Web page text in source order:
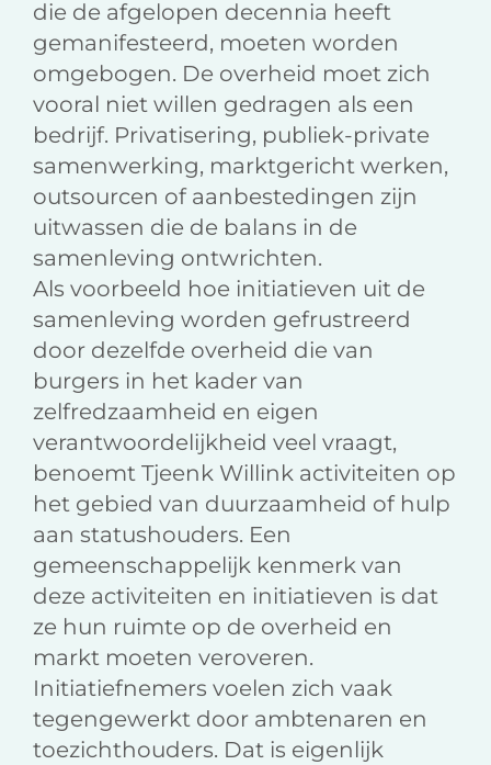
die de afgelopen decennia heeft
gemanifesteerd, moeten worden
omgebogen. De overheid moet zich
vooral niet willen gedragen als een
bedrijf. Privatisering, publiek-private
samenwerking, marktgericht werken,
outsourcen of aanbestedingen zijn
uitwassen die de balans in de
samenleving ontwrichten.
Als voorbeeld hoe initiatieven uit de
samenleving worden gefrustreerd
door dezelfde overheid die van
burgers in het kader van
zelfredzaamheid en eigen
verantwoordelijkheid veel vraagt,
benoemt Tjeenk Willink activiteiten op
het gebied van duurzaamheid of hulp
aan statushouders. Een
gemeenschappelijk kenmerk van
deze activiteiten en initiatieven is dat
ze hun ruimte op de overheid en
markt moeten veroveren.
Initiatiefnemers voelen zich vaak
tegengewerkt door ambtenaren en
toezichthouders. Dat is eigenlijk